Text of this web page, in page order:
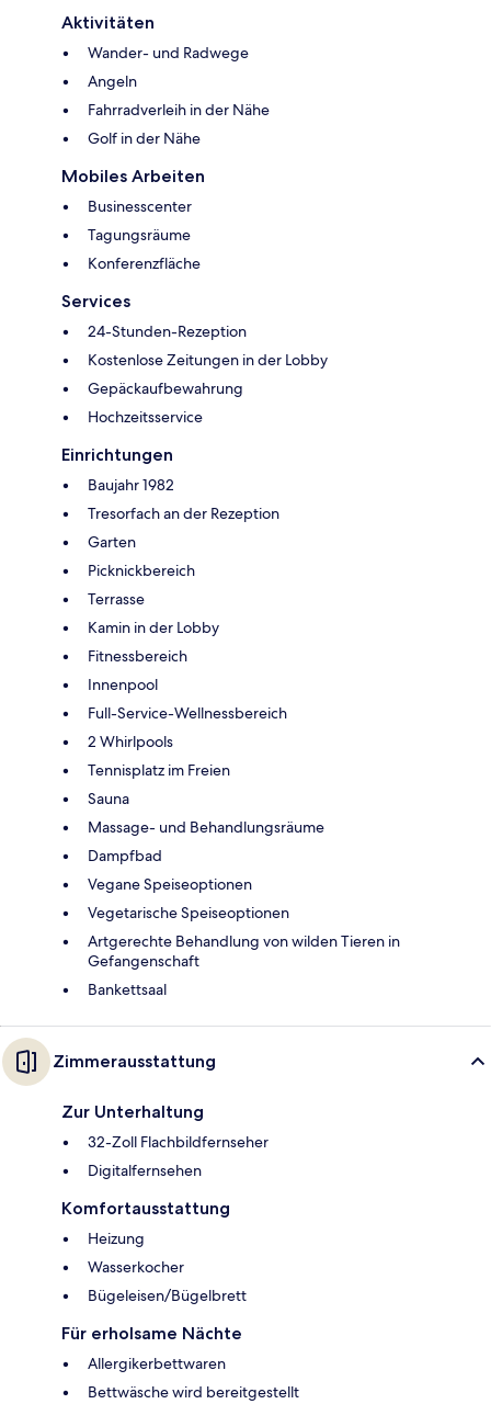
Aktivitäten
Wander- und Radwege
Angeln
Fahrradverleih in der Nähe
Golf in der Nähe
Mobiles Arbeiten
Businesscenter
Tagungsräume
Konferenzfläche
Services
24-Stunden-Rezeption
Kostenlose Zeitungen in der Lobby
Gepäckaufbewahrung
Hochzeitsservice
Einrichtungen
Baujahr 1982
Tresorfach an der Rezeption
Garten
Picknickbereich
Terrasse
Kamin in der Lobby
Fitnessbereich
Innenpool
Full-Service-Wellnessbereich
2 Whirlpools
Tennisplatz im Freien
Sauna
Massage- und Behandlungsräume
Dampfbad
Vegane Speiseoptionen
Vegetarische Speiseoptionen
Artgerechte Behandlung von wilden Tieren in
Gefangenschaft
Bankettsaal
Zimmerausstattung
Zur Unterhaltung
32-Zoll Flachbildfernseher
Digitalfernsehen
Komfortausstattung
Heizung
Wasserkocher
Bügeleisen/Bügelbrett
Für erholsame Nächte
Allergikerbettwaren
Bettwäsche wird bereitgestellt